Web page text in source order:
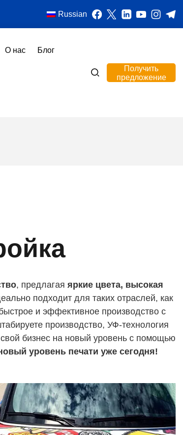
Russian
О нас Блог
Получить
предложение
, предлагая яркие цвета, высокая
подходит для таких отраслей, как
и эффективное производство с
производство, УФ-технология
бизнес на новый уровень с помощью
уровень печати уже сегодня!